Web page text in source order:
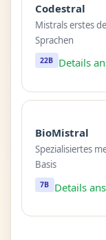
Codestral
Mistrals erstes
Sprachen
22B Details
BioMistral
Spezialisiertes
Basis
7B Details